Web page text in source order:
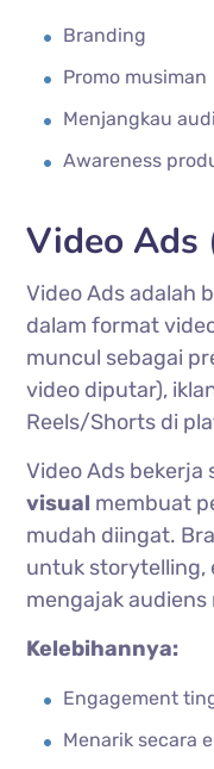
Branding
Promo musiman
Menjangkau
Awareness
Video Ads
Video Ads adalah
dalam format
muncul sebagai
video diputar),
Reels/Shorts di
Video Ads
visual membuat
mudah diingat.
untuk storytelling,
mengajak
Kelebihannya:
Engagement
Menarik secara